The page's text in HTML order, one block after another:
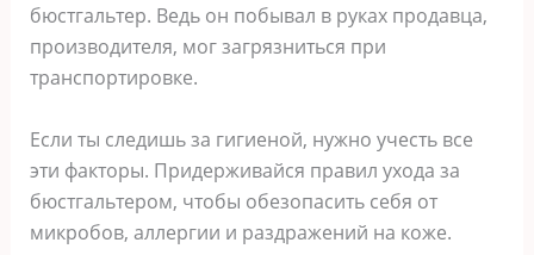
бюстгальтер. Ведь он побывал в руках продавца,
производителя, мог загрязниться при
транспортировке.
Если ты следишь за гигиеной, нужно учесть все
эти факторы. Придерживайся правил ухода за
бюстгальтером, чтобы обезопасить себя от
микробов, аллергии и раздражений на коже.